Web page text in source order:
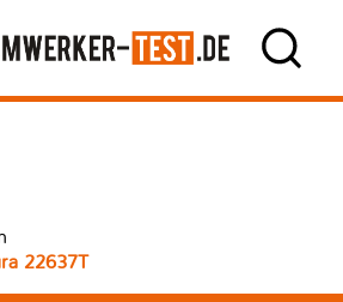
22637T